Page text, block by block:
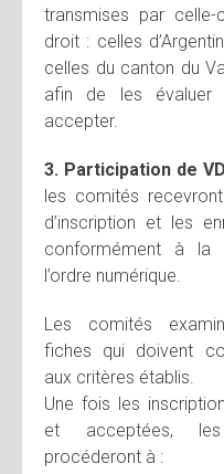
transmises par
droit : celles
celles du canton du
afin de les
accepter.
3. Participation de
les comités
d’inscription et les
conformément à
l’ordre numérique.
Les comités
fiches qui doivent
aux critères établis.
Une fois les
et acceptées,
procéderont à :